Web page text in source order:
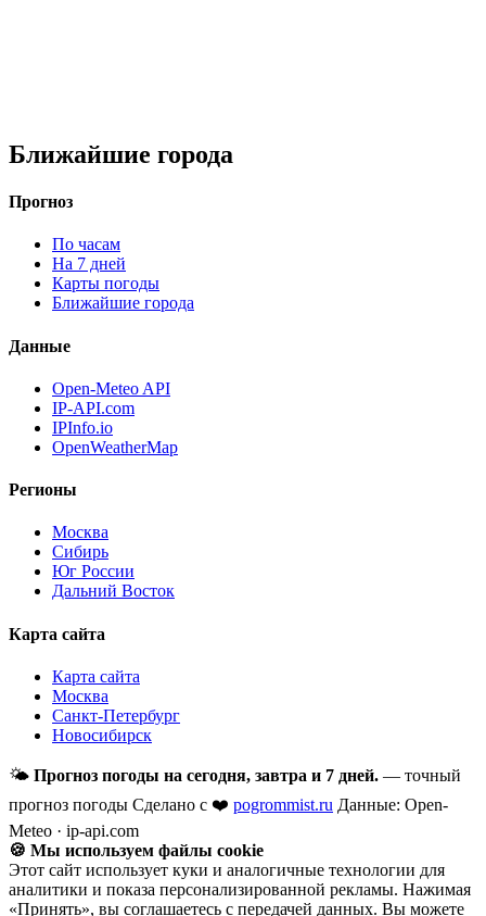
Ближайшие города
Прогноз
По часам
На 7 дней
Карты погоды
Ближайшие города
Данные
Open-Meteo API
IP-API.com
IPInfo.io
OpenWeatherMap
Регионы
Москва
Сибирь
Юг России
Дальний Восток
Карта сайта
Карта сайта
Москва
Санкт-Петербург
Новосибирск
🌤 Прогноз погоды на сегодня, завтра и 7 дней. — точный
прогноз погоды Сделано с ❤️ pogrommist.ru Данные: Open-
Meteo · ip-api.com
🍪 Мы используем файлы cookie
Этот сайт использует куки и аналогичные технологии для
аналитики и показа персонализированной рекламы. Нажимая
«Принять», вы соглашаетесь с передачей данных. Вы можете